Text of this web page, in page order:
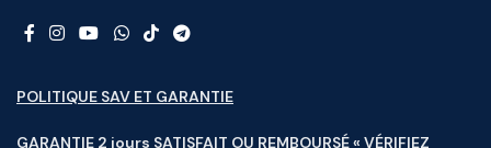
POLITIQUE SAV ET GARANTIE
GARANTIE 2 jours SATISFAIT OU REMBOURSÉ « VÉRIFIEZ